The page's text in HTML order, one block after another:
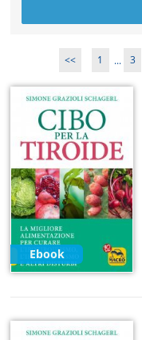
<< 1 ... 3
Ebook